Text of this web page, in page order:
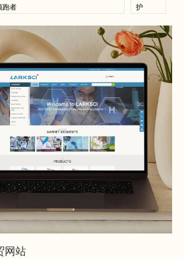
跑者 护
查看案例
查看案例
网站